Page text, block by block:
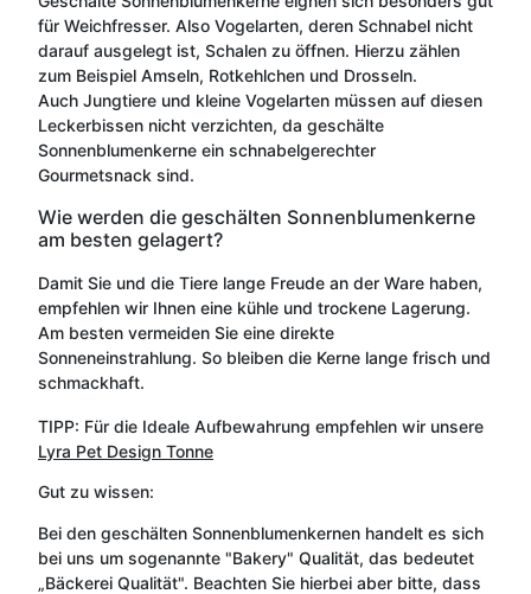
für Weichfresser. Also Vogelarten, deren Schnabel nicht
darauf ausgelegt ist, Schalen zu öffnen. Hierzu zählen
zum Beispiel Amseln, Rotkehlchen und Drosseln.
Auch Jungtiere und kleine Vogelarten müssen auf diesen
Leckerbissen nicht verzichten, da geschälte
Sonnenblumenkerne ein schnabelgerechter
Gourmetsnack sind.
Wie werden die geschälten Sonnenblumenkerne
am besten gelagert?
Damit Sie und die Tiere lange Freude an der Ware haben,
empfehlen wir Ihnen eine kühle und trockene Lagerung.
Am besten vermeiden Sie eine direkte
Sonneneinstrahlung. So bleiben die Kerne lange frisch und
schmackhaft.
TIPP: Für die Ideale Aufbewahrung empfehlen wir unsere
Lyra Pet Design Tonne
Gut zu wissen:
Bei den geschälten Sonnenblumenkernen handelt es sich
bei uns um sogenannte "Bakery" Qualität, das bedeutet
„Bäckerei Qualität". Beachten Sie hierbei aber bitte, dass